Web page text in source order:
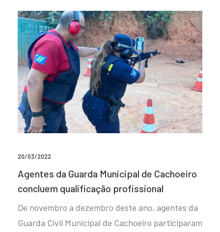
20/03/2022
Agentes da Guarda Municipal de Cachoeiro
concluem qualificação profissional
De novembro a dezembro deste ano, agentes da
Guarda Civil Municipal de Cachoeiro participaram